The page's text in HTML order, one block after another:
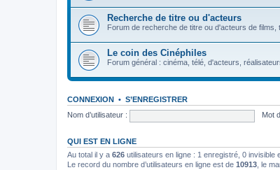
Recherche de titre ou d'acteurs
Forum de recherche de titre ou d'acteurs de films,
Le coin des Cinéphiles
Forum général : cinéma, télé, d'acteurs,
CONNEXION • S’ENREGISTRER
Nom d’utilisateur :
Mot
QUI EST EN LIGNE
Au total il y a 626 utilisateurs en ligne : 1 enregistré, 0 invisible
Le record du nombre d’utilisateurs en ligne est de 10913 , le